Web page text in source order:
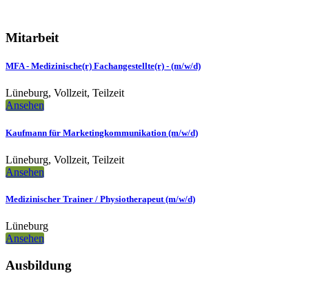
Mitarbeit
MFA - Medizinische(r) Fachangestellte(r) - (m/w/d)
Lüneburg, Vollzeit, Teilzeit
Ansehen
Kaufmann für Marketingkommunikation (m/w/d)
Lüneburg, Vollzeit, Teilzeit
Ansehen
Medizinischer Trainer / Physiotherapeut (m/w/d)
Lüneburg
Ansehen
Ausbildung